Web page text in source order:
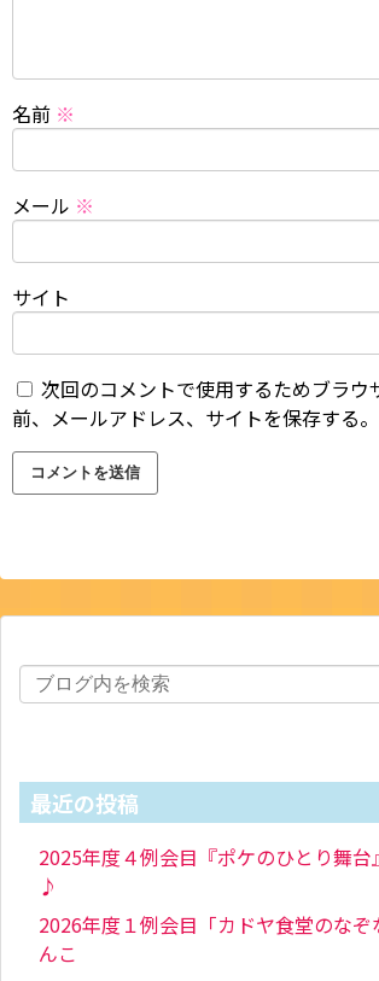
名前 ※
メール ※
サイト
次回のコメントで使用するためブラウ
前、メールアドレス、サイトを保存する。
最近の投稿
2025年度４例会目『ポケのひとり舞
♪
2026年度１例会目「カドヤ食堂のなぞ
んこ